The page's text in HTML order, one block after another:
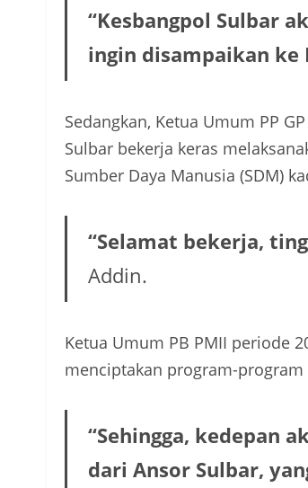
“Kesbangpol Sulbar
ingin disampaikan ke
Sedangkan, Ketua Umum PP
Sulbar bekerja keras
Sumber Daya Manusia (SDM)
“Selamat bekerja,
Addin.
Ketua Umum PB PMII periode
menciptakan program-
“Sehingga, kedepan
dari Ansor Sulbar,